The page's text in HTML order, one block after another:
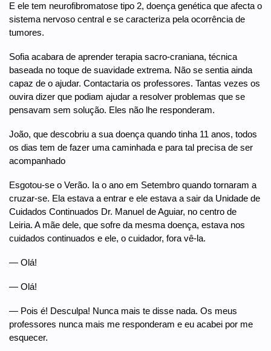
E ele tem neurofibromatose tipo 2, doença genética que afecta o
sistema nervoso central e se caracteriza pela ocorrência de
tumores.
Sofia acabara de aprender terapia sacro-craniana, técnica
baseada no toque de suavidade extrema. Não se sentia ainda
capaz de o ajudar. Contactaria os professores. Tantas vezes os
ouvira dizer que podiam ajudar a resolver problemas que se
pensavam sem solução. Eles não lhe responderam.
João, que descobriu a sua doença quando tinha 11 anos, todos
os dias tem de fazer uma caminhada e para tal precisa de ser
acompanhado
Esgotou-se o Verão. Ia o ano em Setembro quando tornaram a
cruzar-se. Ela estava a entrar e ele estava a sair da Unidade de
Cuidados Continuados Dr. Manuel de Aguiar, no centro de
Leiria. A mãe dele, que sofre da mesma doença, estava nos
cuidados continuados e ele, o cuidador, fora vê-la.
— Olá!
— Olá!
— Pois é! Desculpa! Nunca mais te disse nada. Os meus
professores nunca mais me responderam e eu acabei por me
esquecer.